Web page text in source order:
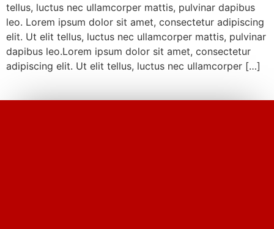
tellus, luctus nec ullamcorper mattis, pulvinar dapibus
leo. Lorem ipsum dolor sit amet, consectetur adipiscing
elit. Ut elit tellus, luctus nec ullamcorper mattis, pulvinar
dapibus leo.Lorem ipsum dolor sit amet, consectetur
adipiscing elit. Ut elit tellus, luctus nec ullamcorper […]